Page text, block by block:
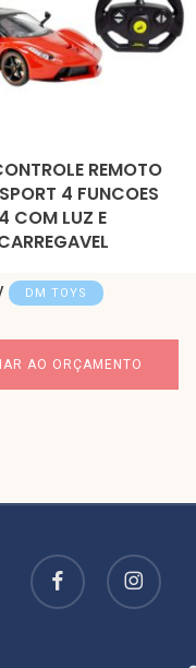
REMOTO
4 FUNCOES
COM LUZ E
DM TOYS
AO ORÇAMENTO
facebook instagram